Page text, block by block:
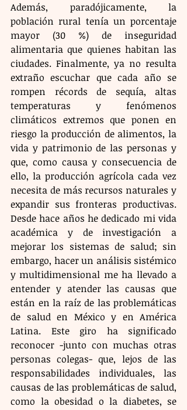
Además, paradójicamente, la
población rural tenía un porcentaje
mayor (30 %) de inseguridad
alimentaria que quienes habitan las
ciudades. Finalmente, ya no resulta
extraño escuchar que cada año se
rompen récords de sequía, altas
temperaturas y fenómenos
climáticos extremos que ponen en
riesgo la producción de alimentos, la
vida y patrimonio de las personas y
que, como causa y consecuencia de
ello, la producción agrícola cada vez
necesita de más recursos naturales y
expandir sus fronteras productivas.
Desde hace años he dedicado mi vida
académica y de investigación a
mejorar los sistemas de salud; sin
embargo, hacer un análisis sistémico
y multidimensional me ha llevado a
entender y atender las causas que
están en la raíz de las problemáticas
de salud en México y en América
Latina. Este giro ha significado
reconocer -junto con muchas otras
personas colegas- que, lejos de las
responsabilidades individuales, las
causas de las problemáticas de salud,
como la obesidad o la diabetes, se